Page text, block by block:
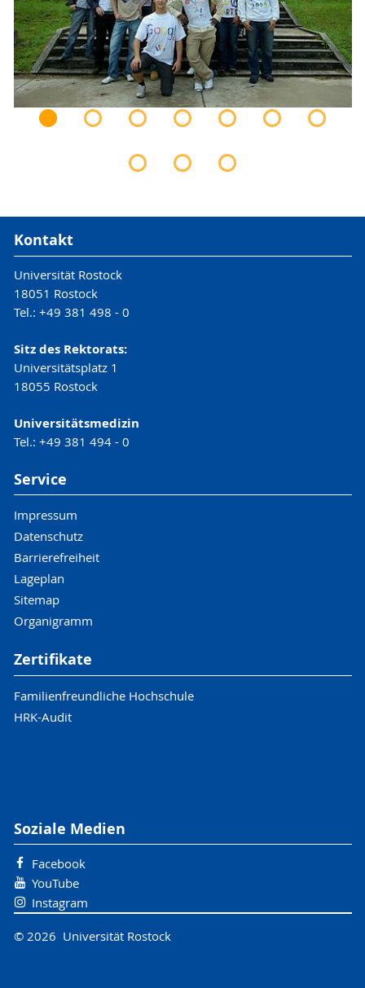
Kontakt
Universität Rostock
18051 Rostock
Tel.: +49 381 498 - 0
Sitz des Rektorats:
Universitätsplatz 1
18055 Rostock
Universitätsmedizin
Tel.: +49 381 494 - 0
Service
Impressum
Datenschutz
Barrierefreiheit
Lageplan
Sitemap
Organigramm
Zertifikate
Familienfreundliche Hochschule
HRK-Audit
Soziale Medien
Facebook
YouTube
Instagram
© 2026 Universität Rostock